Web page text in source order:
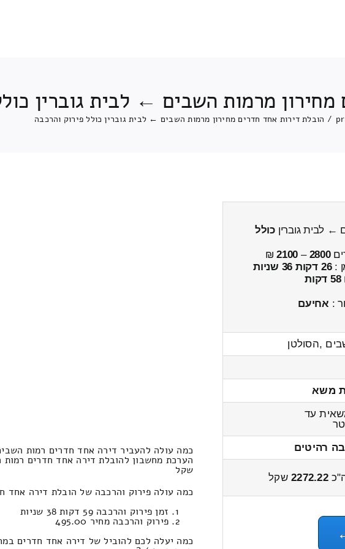
מרמות השבים ← לבית גוברין
/ הובלת דירות אחד חדרים מחירון מרמות השבים ← לבית גוברין כולל פירוק והרכבה
לבית גוברין כולל
2800
–
2100
₪
:26 דקות 36 שניות
58 דקות
: אחיעם
,הסולטן
משא
עד
רהיטים
2272.22שקל
כמה עולה להעביר דירה אחד חדרים רמות
שקל
כמה עולה פירוק והרכבה של הובלת דירה אחד
זמן פירוק והרכבה 59 דקות 38 שניות
פירוק והרכבה מחיר 495.00